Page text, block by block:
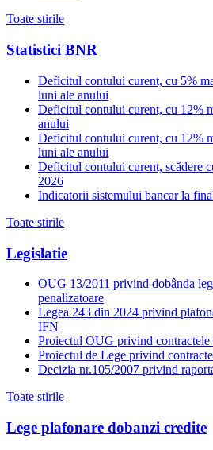
Toate stirile
Statistici BNR
Deficitul contului curent, cu 5%
luni ale anului
Deficitul contului curent, cu 12%
anului
Deficitul contului curent, cu 12%
luni ale anului
Deficitul contului curent, scădere
2026
Indicatorii sistemului bancar la
Toate stirile
Legislatie
OUG 13/2011 privind dobânda
penalizatoare
Legea 243 din 2024 privind
IFN
Proiectul OUG privind contractele
Proiectul de Lege privind
Decizia nr.105/2007 privind
Toate stirile
Lege plafonare dobanzi credite